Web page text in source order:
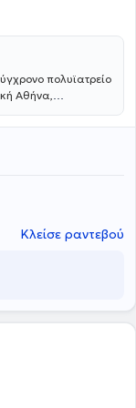
πολυϊατρείο
Αθήνα,
ιατρούς
ελέγχους έως
Κλείσε ραντεβού